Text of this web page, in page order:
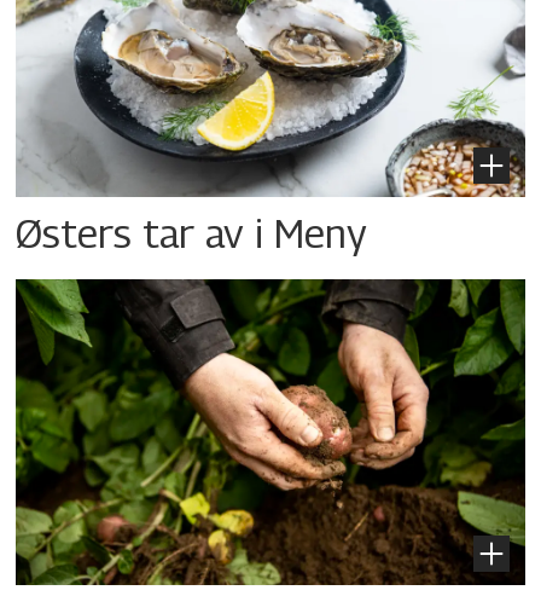
Østers tar av i Meny